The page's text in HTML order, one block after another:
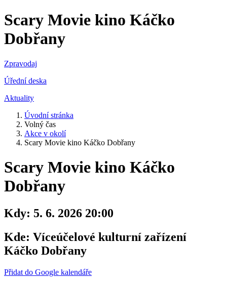
Scary Movie kino Káčko
Dobřany
Zpravodaj
Úřední deska
Aktuality
Úvodní stránka
Volný čas
Akce v okolí
Scary Movie kino Káčko Dobřany
Scary Movie kino Káčko
Dobřany
Kdy: 5. 6. 2026 20:00
Kde: Víceúčelové kulturní zařízení
Káčko Dobřany
Přidat do Google kalendáře